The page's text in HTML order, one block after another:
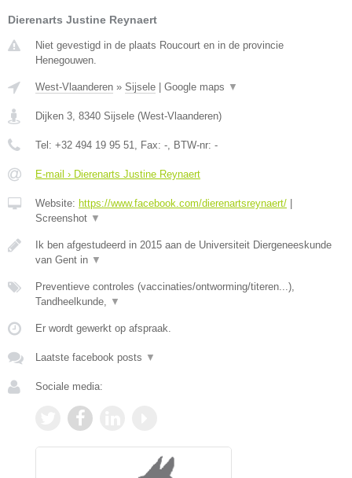
Dierenarts Justine Reynaert
Niet gevestigd in de plaats Roucourt en in de provincie
Henegouwen.
West-Vlaanderen » Sijsele Google maps ▼
Dijken 3, 8340 Sijsele (West-Vlaanderen)
Tel: +32 494 19 95 51, Fax: -, BTW-nr: -
E-mail › Dierenarts Justine Reynaert
Website: https://www.facebook.com/dierenartsreynaert/
Screenshot ▼
Ik ben afgestudeerd in 2015 aan de Universiteit Diergeneeskunde
van Gent in ▼
Preventieve controles (vaccinaties/ontworming/titeren...),
Tandheelkunde, ▼
Er wordt gewerkt op afspraak.
Laatste facebook posts ▼
Sociale media: